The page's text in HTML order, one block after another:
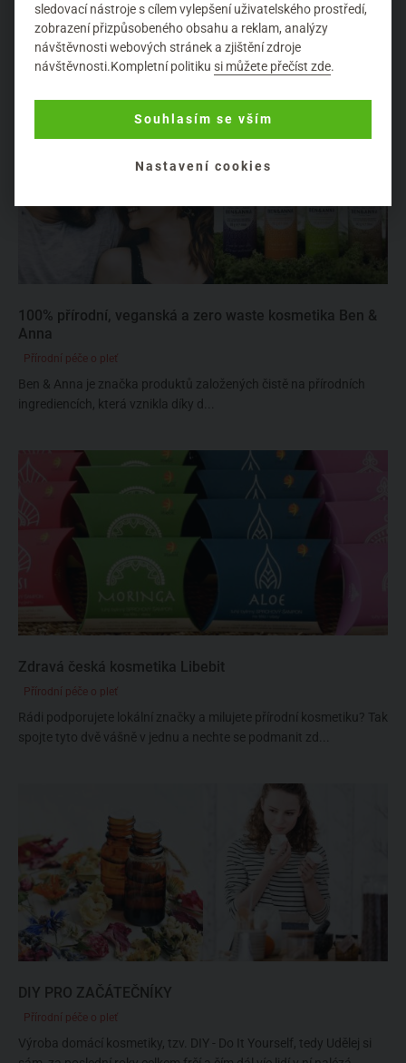
Přírodní péče o pleť
Jakožto milovníci poctivé přírodní a udržitelné kosmetiky máte
určitě i vy doma na poličce nejméně jeden produkt od česk...
100% přírodní, veganská a zero waste kosmetika Ben &
Anna
Přírodní péče o pleť
Ben & Anna je značka produktů založených čistě na přírodních
ingrediencích, která vznikla díky d...
Zdravá česká kosmetika Libebit
Přírodní péče o pleť
Rádi podporujete lokální značky a milujete přírodní kosmetiku? Tak
spojte tyto dvě vášně v jednu a nechte se podmanit zd...
DIY PRO ZAČÁTEČNÍKY
Přírodní péče o pleť
Výroba domácí kosmetiky, tzv. DIY - Do It Yourself, tedy Udělej si
sledovací nástroje s cílem vylepšení uživatelského prostředí,
zobrazení přizpůsobeného obsahu a reklam, analýzy
návštěvnosti webových stránek a zjištění zdroje
návštěvnosti.Kompletní politikusi můžete přečíst zde.
Souhlasím se vším
Nastavení cookies